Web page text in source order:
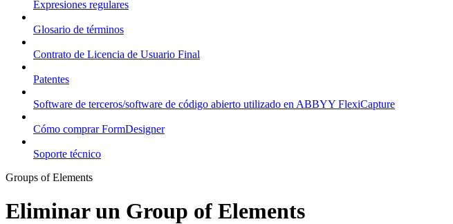
Expresiones regulares
Glosario de términos
Contrato de Licencia de Usuario Final
Patentes
Software de terceros/software de código abierto utilizado en ABBYY FlexiCapture
Cómo comprar FormDesigner
Soporte técnico
Groups of Elements
Eliminar un Group of Elements